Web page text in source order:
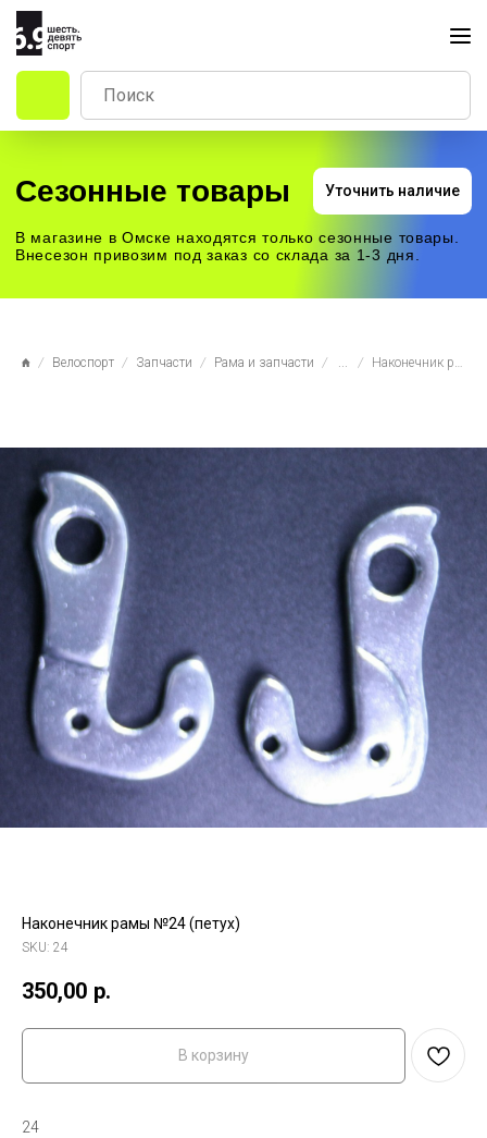
Сезонные товары
В магазине в Омске находятся только сезонные товары.
Внесезон привозим под заказ со склада за 1-3 дня.
Велоспорт Запчасти Рама и запчасти
Наконечник рамы №24 (петух)
SKU: 24
350,00 р.
В корзину
24